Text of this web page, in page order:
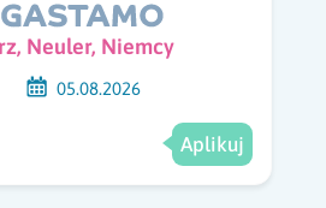
Neuler, Niemcy
05.08.2026
Aplikuj